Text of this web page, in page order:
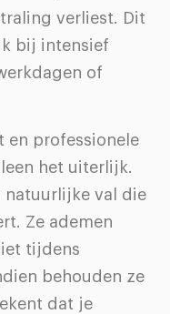
verliest. Dit
bij intensief
of
en professionele
het uiterlijk.
natuurlijke val die
Ze ademen
tijdens
behouden ze
dat je